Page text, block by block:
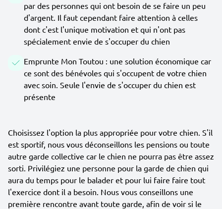
par des personnes qui ont besoin de se faire un peu
d'argent. Il faut cependant faire attention à celles
dont c'est l'unique motivation et qui n'ont pas
spécialement envie de s'occuper du chien
Emprunte Mon Toutou : une solution économique car
ce sont des bénévoles qui s'occupent de votre chien
avec soin. Seule l'envie de s'occuper du chien est
présente
Choisissez l'option la plus appropriée pour votre chien. S'il
est sportif, nous vous déconseillons les pensions ou toute
autre garde collective car le chien ne pourra pas être assez
sorti. Privilégiez une personne pour la garde de chien qui
aura du temps pour le balader et pour lui faire faire tout
l'exercice dont il a besoin. Nous vous conseillons une
première rencontre avant toute garde, afin de voir si le